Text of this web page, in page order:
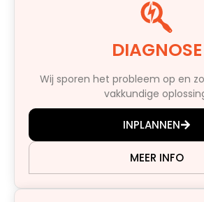
DIAGNOSE
Wij sporen het probleem op en
vakkundige
INPLANNEN
MEER INFO